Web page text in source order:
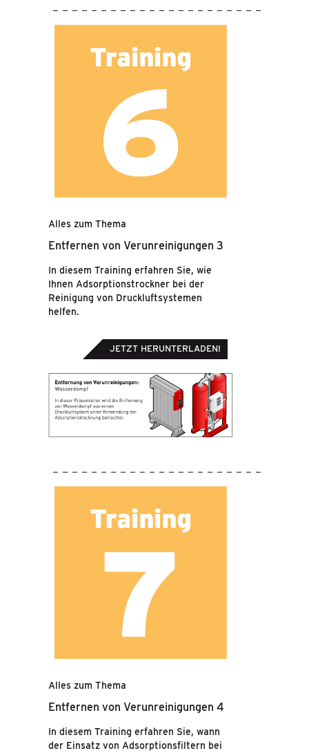
Alles zum Thema
Entfernen von Verunreinigungen 3
In diesem Training erfahren Sie, wie
Ihnen Adsorptionstrockner bei der
Reinigung von Druckluftsystemen
helfen.
JETZT HERUNTERLADEN!
Alles zum Thema
Entfernen von Verunreinigungen 4
In diesem Training erfahren Sie, wann
der Einsatz von Adsorptionsfiltern bei